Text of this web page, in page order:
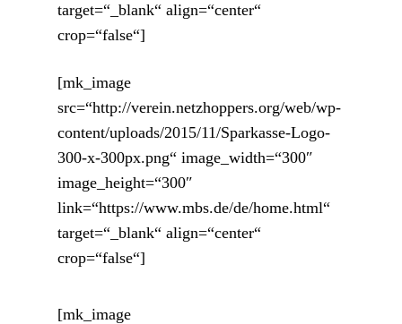
target=“_blank“ align=“center“
crop=“false“]
[mk_image
src=“http://verein.netzhoppers.org/web/wp-
content/uploads/2015/11/Sparkasse-Logo-
300-x-300px.png“ image_width=“300″
image_height=“300″
link=“https://www.mbs.de/de/home.html“
target=“_blank“ align=“center“
crop=“false“]
[mk_image